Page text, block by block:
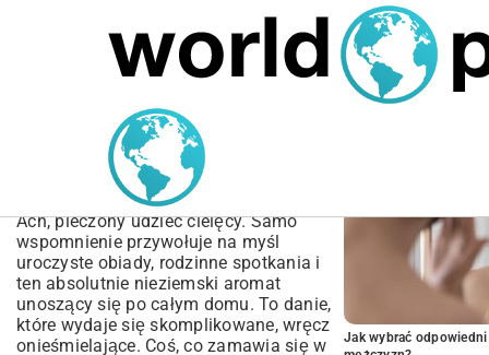
MARIUSZ ŁAMAGA 05.10.2025
Przepis na pieczony
udziec cielęcy – soczysty
i kruchy jak nigdy dotąd
Ach, pieczony udziec cielęcy. Samo
wspomnienie przywołuje na myśl
uroczyste obiady, rodzinne spotkania i
ten absolutnie nieziemski aromat
unoszący się po całym domu. To danie,
które wydaje się skomplikowane, wręcz
onieśmielające. Coś, co zamawia się w
Jak wybrać